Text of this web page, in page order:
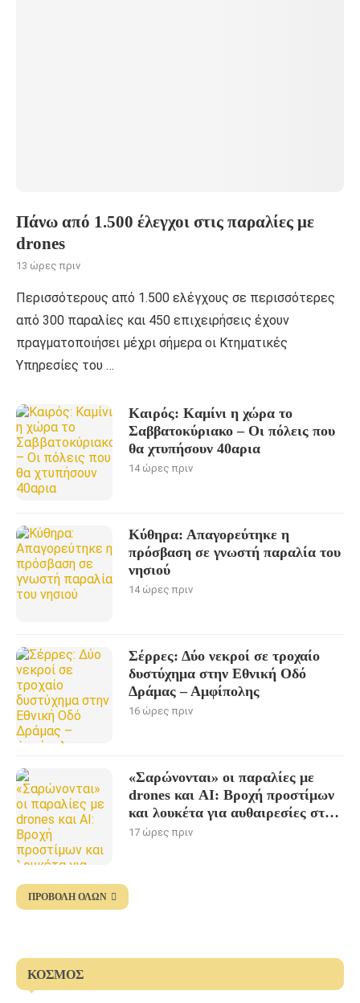
Πάνω από 1.500 έλεγχοι στις παραλίες με
drones
13 ώρες πριν
Περισσότερους από 1.500 ελέγχους σε περισσότερες
από 300 παραλίες και 450 επιχειρήσεις έχουν
πραγματοποιήσει μέχρι σήμερα οι Κτηματικές
Υπηρεσίες του …
Καιρός: Καμίνι η χώρα το
Σαββατοκύριακο – Οι πόλεις που
θα χτυπήσουν 40αρια
14 ώρες πριν
Κύθηρα: Απαγορεύτηκε η
πρόσβαση σε γνωστή παραλία του
νησιού
14 ώρες πριν
Σέρρες: Δύο νεκροί σε τροχαίο
δυστύχημα στην Εθνική Οδό
Δράμας – Αμφίπολης
16 ώρες πριν
«Σαρώνονται» οι παραλίες με
drones και AI: Βροχή προστίμων
και λουκέτα για αυθαιρεσίες στον
αιγιαλό
17 ώρες πριν
ΠΡΟΒΟΛΉ ΌΛΩΝ
ΚΌΣΜΟΣ